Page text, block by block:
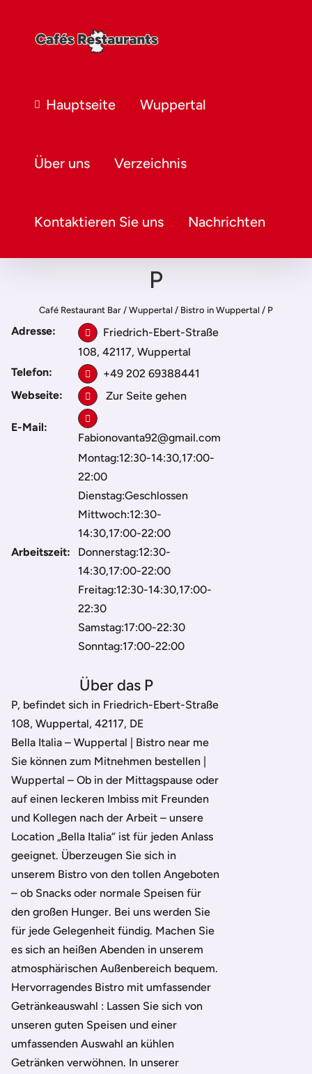
Hauptseite Wuppertal
Über uns Verzeichnis
Kontaktieren Sie uns Nachrichten
P
Café Restaurant Bar / Wuppertal / Bistro in Wuppertal / P
Adresse:
Friedrich-Ebert-Straße
108, 42117, Wuppertal
Telefon:
+49 202 69388441
Webseite:
Zur Seite gehen
E-Mail:
Fabionovanta92@gmail.com
Arbeitszeit:
Montag:12:30-14:30,17:00-
22:00
Dienstag:Geschlossen
Mittwoch:12:30-
14:30,17:00-22:00
Donnerstag:12:30-
14:30,17:00-22:00
Freitag:12:30-14:30,17:00-
22:30
Samstag:17:00-22:30
Sonntag:17:00-22:00
Über das P
P, befindet sich in Friedrich-Ebert-Straße
108, Wuppertal, 42117, DE
Bella Italia – Wuppertal | Bistro near me
Sie können zum Mitnehmen bestellen |
Wuppertal – Ob in der Mittagspause oder
auf einen leckeren Imbiss mit Freunden
und Kollegen nach der Arbeit – unsere
Location „Bella Italia“ ist für jeden Anlass
geeignet. Überzeugen Sie sich in
unserem Bistro von den tollen Angeboten
– ob Snacks oder normale Speisen für
den großen Hunger. Bei uns werden Sie
für jede Gelegenheit fündig. Machen Sie
es sich an heißen Abenden in unserem
atmosphärischen Außenbereich bequem.
Hervorragendes Bistro mit umfassender
Getränkeauswahl : Lassen Sie sich von
unseren guten Speisen und einer
umfassenden Auswahl an kühlen
Getränken verwöhnen. In unserer